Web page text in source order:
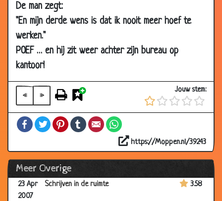
De man zegt:
"En mijn derde wens is dat ik nooit meer hoef te
werken."
POEF … en hij zit weer achter zijn bureau op
kantoor!
« »
Jouw stem:
FacebookTwitterPinterestTumblrEmail
https://Moppen.nl/39243
Meer Overige
2007
Chanel 5
26 Apr
2007
26 Apr
2007
Whiskey's legen
26 Apr
Zwaar onderbetaald 3.39
26 Apr
Hoog geboortecijfer
2007
23 Apr
2007
Schrijven in de ruimte 3.58